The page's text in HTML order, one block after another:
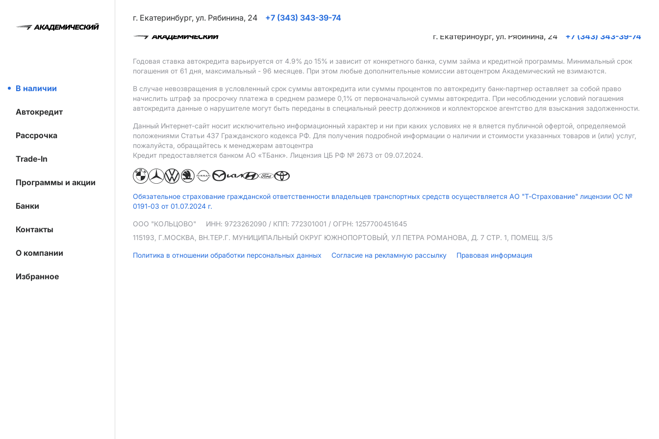
В наличии
Автокредит
Рассрочка
Trade-In
Программы и акции
Банки
Контакты
О компании
Избранное
г. Екатеринбург, ул. Рябинина, 24
+7 (343) 343-39-74
г. Екатеринбург, ул. Рябинина, 24
+7 (343) 343-39-74
Годовая ставка автокредита варьируется от 4.9% до 15% и зависит от конкретного банка, сумм займа и кредитной программы. Минимальный срок
погашения от 61 дня, максимальный - 96 месяцев. При этом любые дополнительные комиссии автоцентром Академический не взимаются.
В случае невозвращения в условленный срок суммы автокредита или суммы процентов по автокредиту банк-партнер оставляет за собой право
начислить штраф за просрочку платежа в среднем размере 0,1% от первоначальной суммы автокредита. При несоблюдении условий погашения
автокредита данные о нарушителе могут быть переданы в специальный реестр должников и коллекторское агентство для взыскания задолженности.
Данный Интернет-сайт носит исключительно информационный характер и ни при каких условиях не я вляется публичной офертой, определяемой
положениями Статьи 437 Гражданского кодекса РФ. Для получения подробной информации о наличии и стоимости указанных товаров и (или) услуг,
пожалуйста, обращайтесь к менеджерам автоцентра
Кредит предоставляется банком АO «ТБанк». Лицензия ЦБ РФ № 2673 от 09.07.2024.
Обязательное страхование гражданской ответственности владельцев транспортных средств осуществляется АО "Т-Страхование" лицензии ОС №
0191-03 от 01.07.2024 г.
ООО "КОЛЬЦОВО" ИНН: 9723262090 / КПП: 772301001 / ОГРН: 1257700451645
115193, Г.МОСКВА, ВН.ТЕР.Г. МУНИЦИПАЛЬНЫЙ ОКРУГ ЮЖНОПОРТОВЫЙ, УЛ ПЕТРА РОМАНОВА, Д. 7 СТР. 1, ПОМЕЩ. 3/5
Политика в отношении обработки персональных данных Согласие на рекламную рассылку Правовая информация